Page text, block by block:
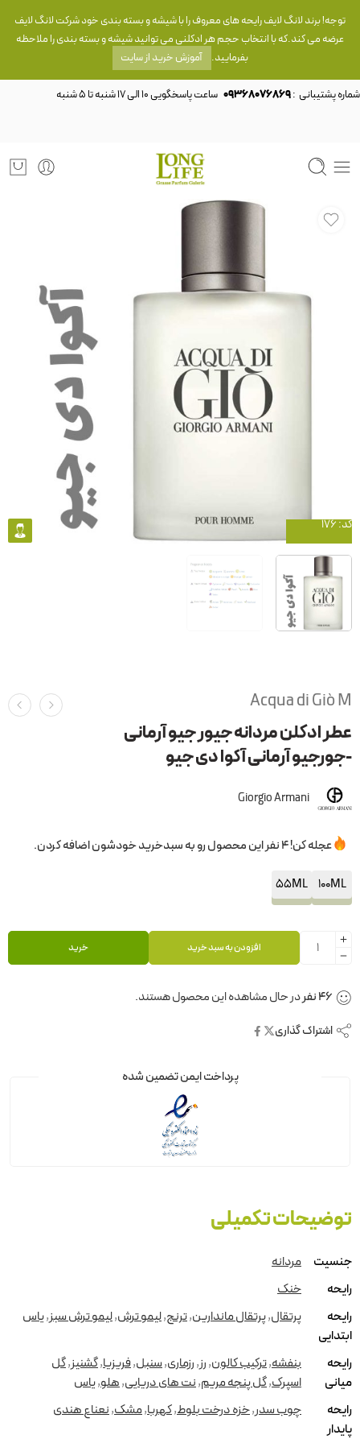
توجه! برند لانگ لایف رایحه های معروف را با شیشه و بسته بندی خود شرکت لانگ لایف
عرضه می کند.که با انتخاب حجم هر ادکلنی می توانید شیشه و بسته بندی را ملاحظه
بفرمایید. آموزش خرید از سایت
شماره پشتیبانی :09368076869
کد: 176
Acqua di Giò M
عطر ادکلن مردانه جیور جیو آرمانی
-جورجیو آرمانی آکوا دی جیو
Giorgio Armani
عجله کن! 4 نفر این محصول رو به سبدخرید خودشون اضافه کردن.
100ML
55ML
افزودن به سبد خرید خرید
43 نفردر حال مشاهده این محصول هستند.
اشتراک گذاری
پرداخت ایمن تضمین شده
توضیحات تکمیلی
جنسیت
مردانه
رایحه
خنک
رایحه
ابتدایی
پرتقال,پرتقال ماندارین,ترنج,لیمو ترش,لیمو ترش سبز,یاس
رایحه
میانی
بنفشه,ترکیب کالون,رز,رزماری,سنبل,فریزیا,گشنیز,گل
اسپرک,گل پنجه مریم,نت های دریایی,هلو,یاس
رایحه
پایدار
چوب سدر,خزه درخت بلوط,کهربا,مشک,نعناع هندی